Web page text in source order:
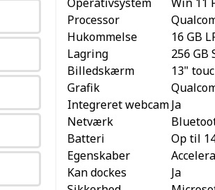
Processor
Hukommelse
16 GB
Lagring
256 GB
Billedskærm
13"
Grafik
Integreret webcamJa
Netværk
Batteri
Op til
Egenskaber
Kan dockes
Ja